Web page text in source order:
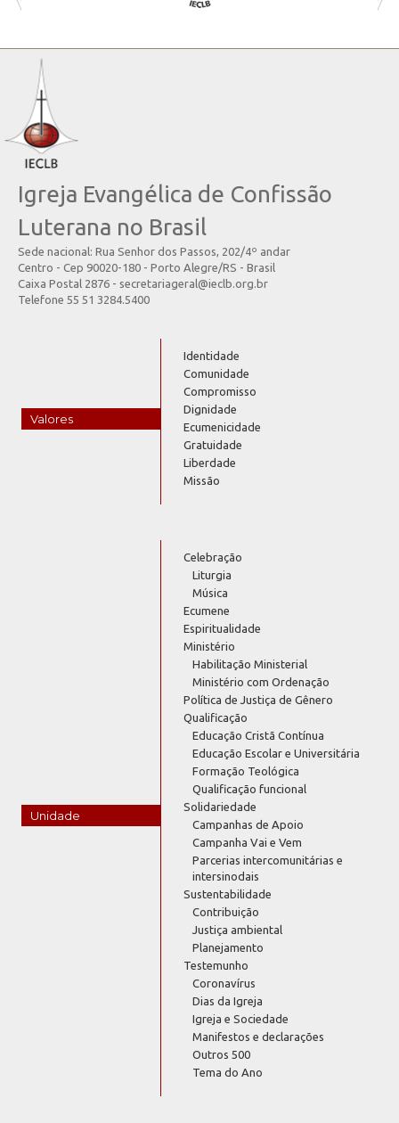
Igreja Evangélica de Confissão
Luterana no Brasil
Sede nacional: Rua Senhor dos Passos, 202/4º andar
Centro - Cep 90020-180 - Porto Alegre/RS - Brasil
Caixa Postal 2876 - secretariageral@ieclb.org.br
Telefone 55 51 3284.5400
Valores
Identidade
Comunidade
Compromisso
Dignidade
Ecumenicidade
Gratuidade
Liberdade
Missão
Unidade
Celebração
Liturgia
Música
Ecumene
Espiritualidade
Ministério
Habilitação Ministerial
Ministério com Ordenação
Política de Justiça de Gênero
Qualificação
Educação Cristã Contínua
Educação Escolar e Universitária
Formação Teológica
Qualificação funcional
Solidariedade
Campanhas de Apoio
Campanha Vai e Vem
Parcerias intercomunitárias e
intersinodais
Sustentabilidade
Contribuição
Justiça ambiental
Planejamento
Testemunho
Coronavírus
Dias da Igreja
Igreja e Sociedade
Manifestos e declarações
Outros 500
Tema do Ano